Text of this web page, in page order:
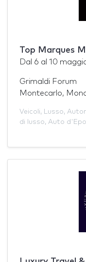
Top Marques
Dal 6 al 10
Grimaldi Forum
Montecarlo,
Veicoli, Lusso,
di lusso, Auto